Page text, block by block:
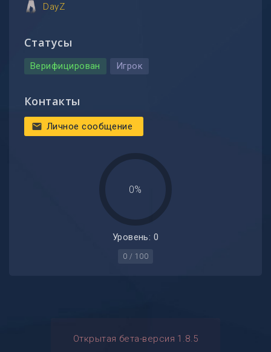
DayZ
Статусы
Верифицирован Игрок
Контакты
mail Личное сообщение
0%
Уровень: 0
0 / 100
Открытая бета-версия 1.8.5